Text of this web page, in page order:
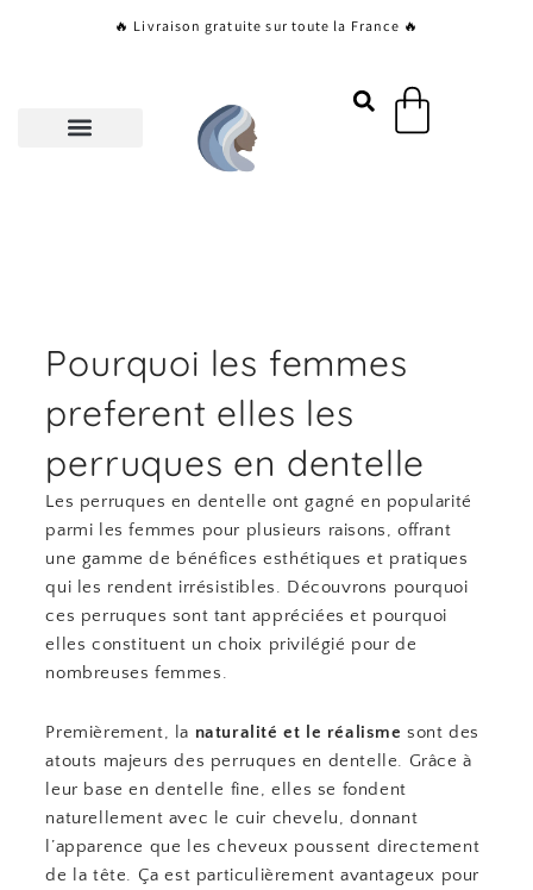
🔥 Livraison gratuite sur toute la France 🔥
Panier
Pourquoi les femmes
preferent elles les
perruques en dentelle
Les perruques en dentelle ont gagné en popularité
parmi les femmes pour plusieurs raisons, offrant
une gamme de bénéfices esthétiques et pratiques
qui les rendent irrésistibles. Découvrons pourquoi
ces perruques sont tant appréciées et pourquoi
elles constituent un choix privilégié pour de
nombreuses femmes.
Premièrement, la naturalité et le réalisme sont des
atouts majeurs des perruques en dentelle. Grâce à
leur base en dentelle fine, elles se fondent
naturellement avec le cuir chevelu, donnant
l’apparence que les cheveux poussent directement
de la tête. Ça est particulièrement avantageux pour